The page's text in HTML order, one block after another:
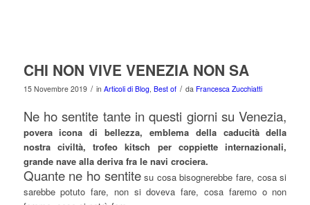
CHI NON VIVE VENEZIA NON SA
15 Novembre 2019 / in Articoli di Blog, Best of / da Francesca Zucchiatti
Ne ho sentite tante in questi giorni su Venezia,
povera icona di bellezza, emblema della caducità della
nostra civiltà, trofeo kitsch per coppiette internazionali,
grande nave alla deriva fra le navi crociera.
Quante ne ho sentitesu cosa bisognerebbe fare, cosa si
sarebbe potuto fare, non si doveva fare, cosa faremo o non